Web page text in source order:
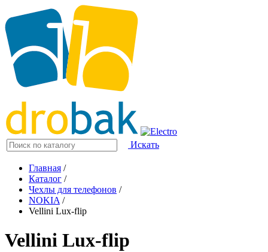
Искать
Главная /
Каталог /
Чехлы для телефонов /
NOKIA /
Vellini Lux-flip
Vellini Lux-flip